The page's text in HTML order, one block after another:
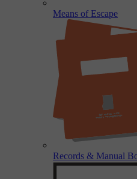
Means of Escape
Records & Manual